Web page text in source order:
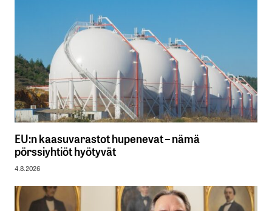
EU:n kaasuvarastot hupenevat – nämä
pörssiyhtiöt hyötyvät
4.8.2026